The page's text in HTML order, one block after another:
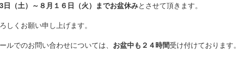
日（土）～８月１６日（火）までお盆休みとさせて頂きます。
しくお願い申し上げます。
ルでのお問い合わせについては、 お盆中も２４時間受け付けております。